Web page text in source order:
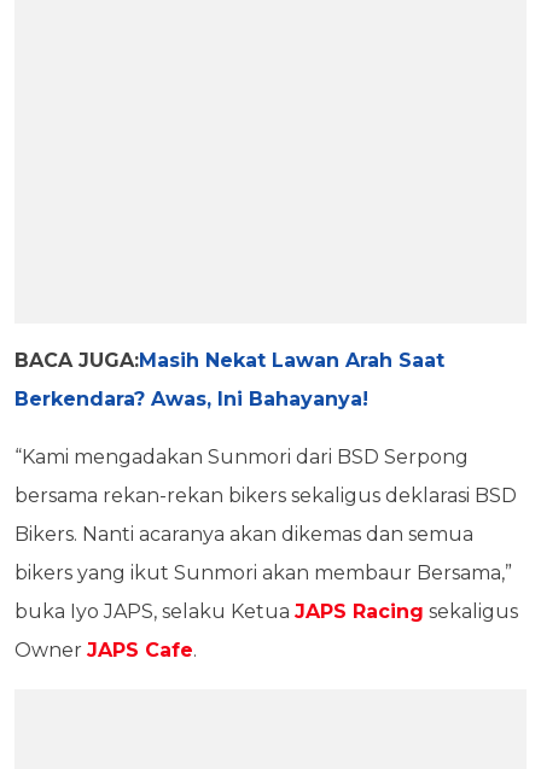
BACA JUGA:Masih Nekat Lawan Arah Saat
Berkendara? Awas, Ini Bahayanya!
“Kami mengadakan Sunmori dari BSD Serpong
bersama rekan-rekan bikers sekaligus deklarasi BSD
Bikers. Nanti acaranya akan dikemas dan semua
bikers yang ikut Sunmori akan membaur Bersama,”
buka Iyo JAPS, selaku Ketua JAPS Racing sekaligus
Owner JAPS Cafe.